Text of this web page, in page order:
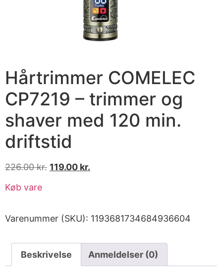
Hårtrimmer COMELEC
CP7219 – trimmer og
shaver med 120 min.
driftstid
226.00kr. 119.00 kr.
Køb vare
Varenummer (SKU): 1193681734684936604
Beskrivelse Anmeldelser (0)